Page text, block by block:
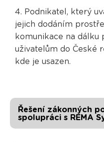
4. Podnikatel, který
jejich dodáním
komunikace na dálku
uživatelům do České
kde je usazen.
Řešení zákonných
spolupráci s REMA